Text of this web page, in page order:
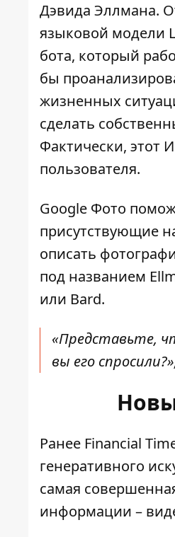
Дэвида Эллмана.
языковой модели
бота, который
бы
жизненных
сделать
Фактически, этот
пользователя.
Google Фото
присутствующие
описать
под названием
или Bard.
«Представьте,
вы его
Ранее Financial
генеративного
самая
информации –